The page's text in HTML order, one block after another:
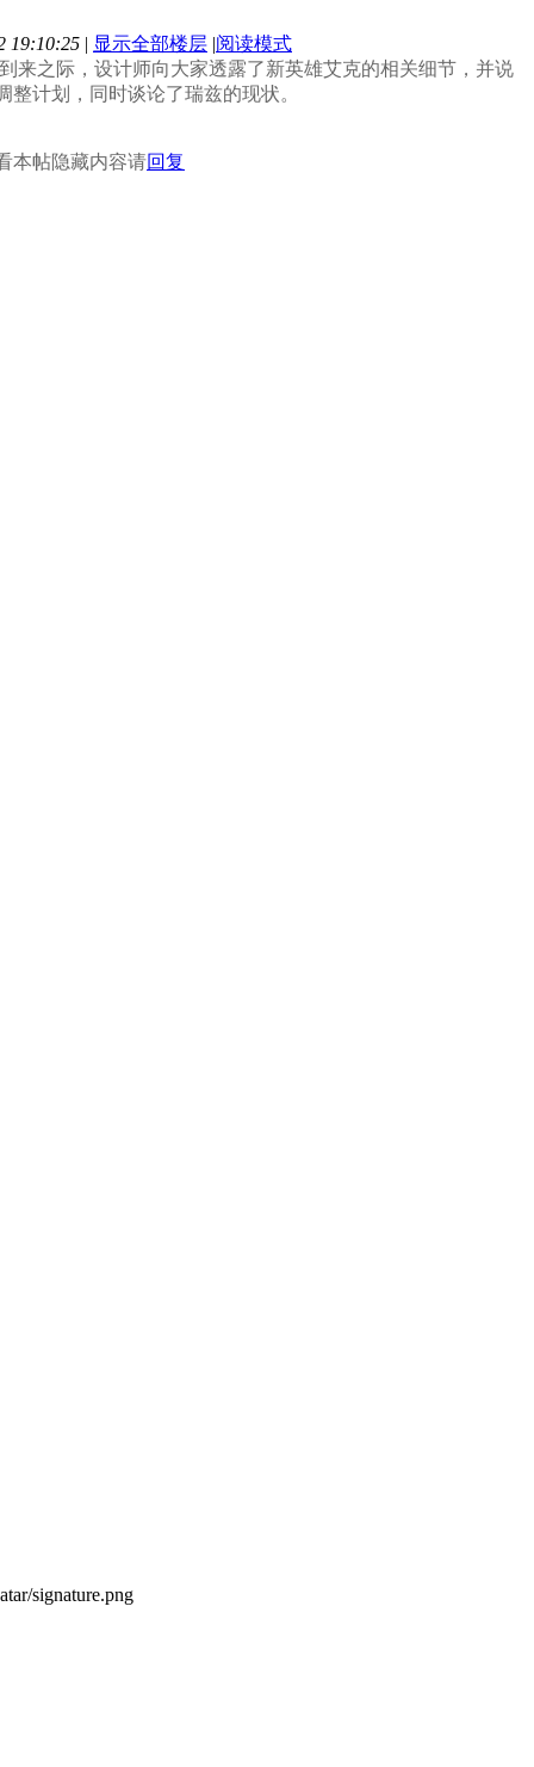
19:10:25 | 显示全部楼层 |阅读模式
来之际，设计师向大家透露了新英雄艾克的相关细节，并说
整计划，同时谈论了瑞兹的现状。
本帖隐藏内容请回复
signature.png